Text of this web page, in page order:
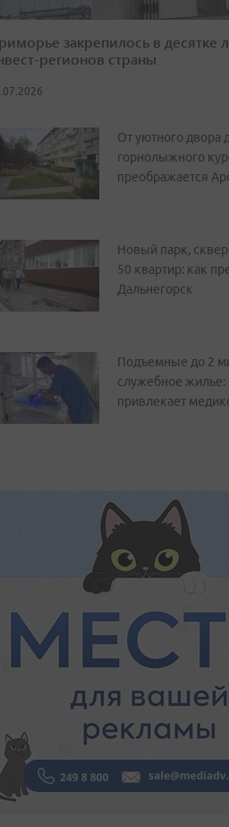
закрепилось в десятке
регионов страны
От уютного двора
горнолыжного
преображается
Новый парк,
50 квартир: как
Дальнегорск
Подъемные до 2
служебное жилье:
привлекает